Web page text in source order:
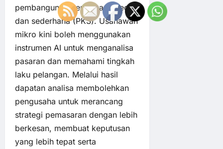
pembangunan perniagaan kecil
dan sederhana (PKS). Usahawan
mikro kini boleh menggunakan
instrumen AI untuk menganalisa
pasaran dan memahami tingkah
laku pelangan. Melalui hasil
dapatan analisa membolehkan
pengusaha untuk merancang
strategi pemasaran dengan lebih
berkesan, membuat keputusan
yang lebih tepat serta